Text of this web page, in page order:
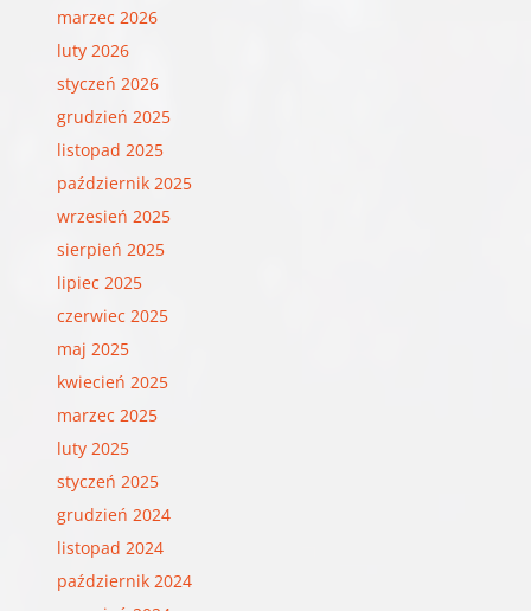
marzec 2026
luty 2026
styczeń 2026
grudzień 2025
listopad 2025
październik 2025
wrzesień 2025
sierpień 2025
lipiec 2025
czerwiec 2025
maj 2025
kwiecień 2025
marzec 2025
luty 2025
styczeń 2025
grudzień 2024
listopad 2024
październik 2024